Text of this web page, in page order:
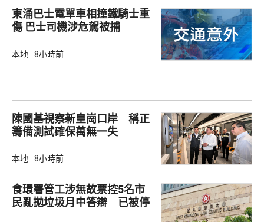
東涌巴士電單車相撞鐵騎士重
傷 巴士司機涉危駕被捕
本地 8小時前
陳國基視察新皇崗口岸 稱正
籌備測試確保萬無一失
本地 8小時前
食環署管工涉無故票控5名市
民亂拋垃圾月中答辯 已被停